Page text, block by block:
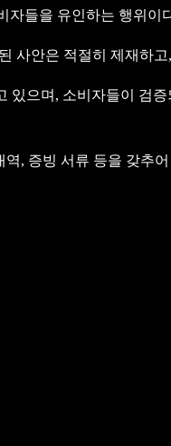
자들을 유인하는 행위이
사안은 적절히 제재하
있으며, 소비자들이 검
역, 증빙 서류 등을 갖추